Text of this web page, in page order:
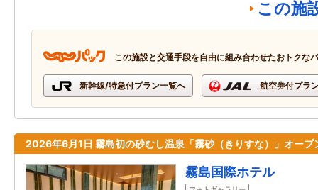
この施
この施設と交通手段を自由に組み合わせたおトクな
新幹線/特急付プラン一覧へ 航空券付プラ
2026年6月1日 霧島初の砂むし温泉「霧砂（きりすな）」オープ
霧島国際ホテル